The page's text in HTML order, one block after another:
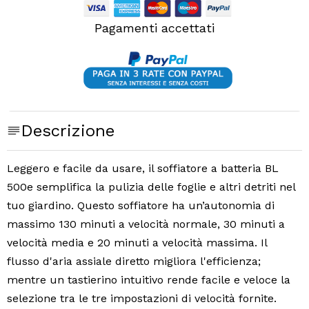
Pagamenti accettati
Descrizione
Leggero e facile da usare, il soffiatore a batteria BL
500e semplifica la pulizia delle foglie e altri detriti nel
tuo giardino. Questo soffiatore ha un’autonomia di
massimo 130 minuti a velocità normale, 30 minuti a
velocità media e 20 minuti a velocità massima. Il
flusso d'aria assiale diretto migliora l'efficienza;
mentre un tastierino intuitivo rende facile e veloce la
selezione tra le tre impostazioni di velocità fornite.